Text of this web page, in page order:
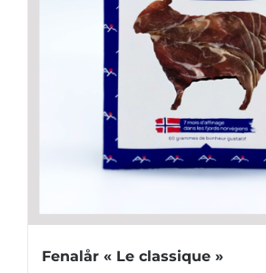
Fenalår « Le classique »